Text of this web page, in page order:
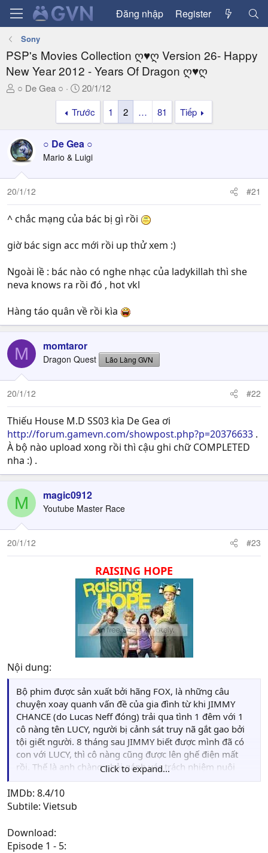
Đăng nhập Register
Sony
PSP's Movies Collection ღ♥ღ Version 26- Happy
New Year 2012 - Years Of Dragon ღ♥ღ
T
a
d
s
t
a
e
r
○ De Gea ○
N
g
à
y
ử
i
20/1/12
Trước
1 2 … 81 Tiếp
○ De Gea ○
Mario & Luigi
20/1/12 #21
^ chắc mạng của bác bị gì rồi
giờ bác sign acc mới rồi up thử xem :)
Ngoài lề : bác nào có nghe nhạc của ladykillah thì she
neva knows ra rồi đó , hot vkl
Hàng táo quân về rồi kìa
M momtaror
Dragon Quest Lão Làng GVN
20/1/12 #22
Thiếu House M.D SS03 kìa De Gea ơi
http://forum.gamevn.com/showpost.php?p=20376633 .
À bộ nào upload xong rồi thì cậu ghi chữ COMPLETED
nha :) .
M magic0912
Youtube Master Race
20/1/12 #23
RAISING HOPE​
Nội dung:
Bộ phim được sản xuất bởi hãng FOX, là những câu
chuyện xoay quanh vấn đề của gia đình từ khi JIMMY
CHANCE (do Lucas Neff đóng) trải qua tình 1 đêm với 1
cô nàng tên LUCY, người bị cảnh sát truy nã gắt gao bởi
tội giết người. 8 tháng sau JIMMY biết được mình đã có
con với LUCY, thì cô nàng cũng được lên ghế điện mất
rồi. Thế là anh chàng phải gánh vác trách nhiệm nuôi
dưỡng đứa con....Mọi câu chuyện bi hài bắt đầu từ đó....
Click to expand...
IMDb: 8.4/10
Subtile: Vietsub
Download:
Episode 1 - 5: